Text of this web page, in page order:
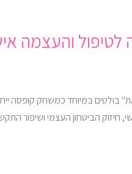
והעצמה
בולטים במיוחד כמשחק קופסה
אישי, חיזוק הביטחון העצמי